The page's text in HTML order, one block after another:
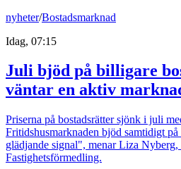
nyheter/Bostadsmarknad
Idag, 07:15
Juli bjöd på billigare
väntar en aktiv
Priserna på bostadsrätter sjönk i juli
Fritidshusmarknaden bjöd samtidigt
glädjande signal", menar Liza
Fastighetsförmedling.